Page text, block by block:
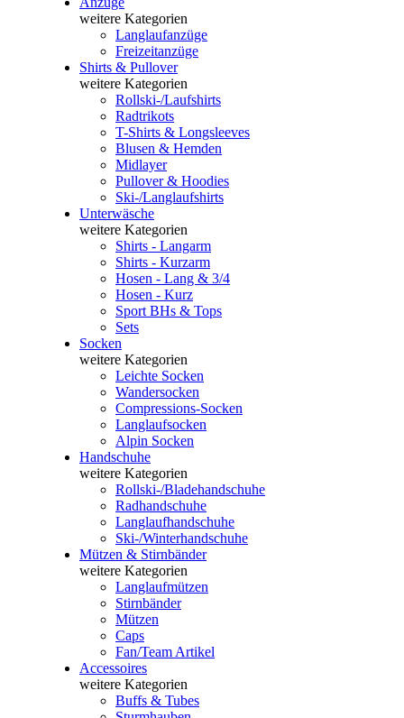
weitere Kategorien
Langlaufanzüge
Freizeitanzüge
Shirts & Pullover
weitere Kategorien
Rollski-/Laufshirts
Radtrikots
T-Shirts & Longsleeves
Blusen & Hemden
Midlayer
Pullover & Hoodies
Ski-/Langlaufshirts
Unterwäsche
weitere Kategorien
Shirts - Langarm
Shirts - Kurzarm
Hosen - Lang & 3/4
Hosen - Kurz
Sport BHs & Tops
Sets
Socken
weitere Kategorien
Leichte Socken
Wandersocken
Compressions-Socken
Langlaufsocken
Alpin Socken
Handschuhe
weitere Kategorien
Rollski-/Bladehandschuhe
Radhandschuhe
Langlaufhandschuhe
Ski-/Winterhandschuhe
Mützen & Stirnbänder
weitere Kategorien
Langlaufmützen
Stirnbänder
Mützen
Caps
Fan/Team Artikel
Accessoires
weitere Kategorien
Buffs & Tubes